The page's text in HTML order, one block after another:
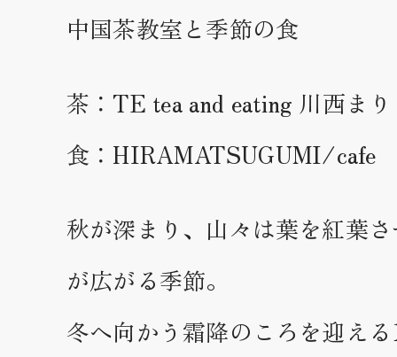
中国茶教室と季節の食
茶：TE tea and eating 川西まり
食：HIRAMATSUGUMI/cafe
秋が深まり、山々は葉を紅葉
が広がる季節。
冬へ向かう霜降のころを迎え